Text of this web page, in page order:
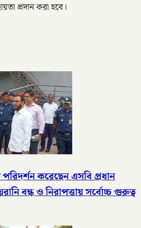
প্রদান করা হবে।
করেছেন এসবি প্রধান
বন্ধ ও নিরাপত্তায় সর্বোচ্চ গুরুত্ব